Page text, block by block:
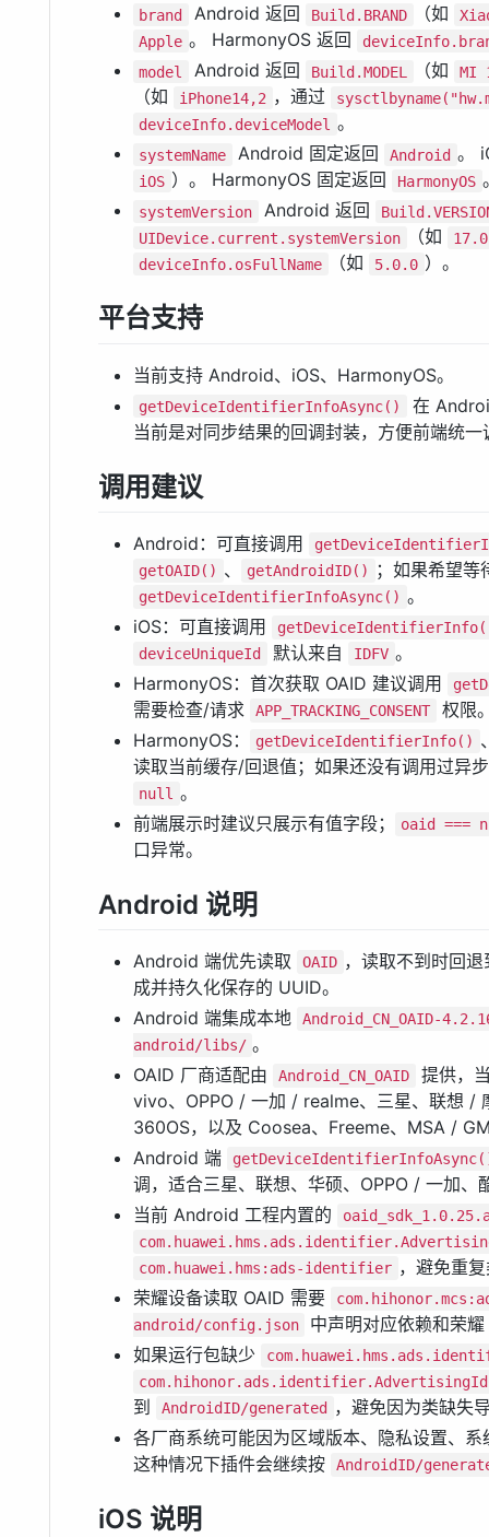
brand Android 返回 Build.BRAND （如
Apple 。 HarmonyOS 返回
model
Android 返回 Build.MODEL （如 MI
（如 iPhone14,2 ，通过
deviceInfo.deviceModel 。
systemName Android 固定返回 Android 。
iOS ）。 HarmonyOS 固定返回 HarmonyOS
systemVersion Android 返回
UIDevice.current.systemVersion
（如
17.0
deviceInfo.osFullName
（如 5.0.0 ）。
平台支持
当前支持 Android、iOS、HarmonyOS。
getDeviceIdentifierInfoAsync()
在
当前是对同步结果的回调封装，方便前端统一
调用建议
Android：可直接调用
getOAID() 、 getAndroidID() ；如果希望等
getDeviceIdentifierInfoAsync() 。
iOS：可直接调用
deviceUniqueId
默认来自 IDFV 。
HarmonyOS：首次获取 OAID 建议调用
需要检查/请求 APP_TRACKING_CONSENT
权限
HarmonyOS：
getDeviceIdentifierInfo()
读取当前缓存/回退值；如果还没有调用过异
null 。
前端展示时建议只展示有值字段；
oaid ===
口异常。
Android 说明
Android 端优先读取 OAID ，读取不到时回
成并持久化保存的 UUID。
Android 端集成本地
Android_CN_OAID-
android/libs/ 。
OAID 厂商适配由
Android_CN_OAID
提供，
vivo、OPPO / 一加 / realme、三星、联想 /
360OS，以及 Coosea、Freeme、MSA /
Android 端
调，适合三星、联想、华硕、OPPO / 一加、
当前 Android 工程内置的
com.huawei.hms:ads-identifier ，避免重
荣耀设备读取 OAID 需要
android/config.json
中声明对应依赖和荣
如果运行包缺少
到 AndroidID/generated
，避免因为类缺失
各厂商系统可能因为区域版本、隐私设置、
这种情况下插件会继续按
AndroidID/
iOS 说明